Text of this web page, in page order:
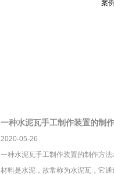
案
一种水泥瓦手工制作装置的制
2020-05-26
一种水泥瓦手工制作装置的制作方
材料是水泥，故常称为水泥瓦，它